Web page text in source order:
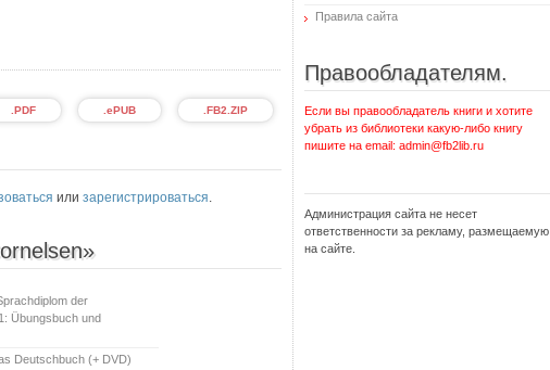
.FB2.ZIP
.ePUB
.PDF
или зарегистрироваться.
der
Übungsbuch und
Deutschbuch (+ DVD)
Правила сайта
Правообладателям.
Если вы правообладатель книги и хотите
убрать из библиотеки какую-либо книгу
пишите на email: admin@fb2lib.ru
Администрация сайта не несет
ответственности за рекламу, размещаемую
на сайте.